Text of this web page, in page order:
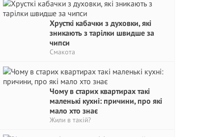
Хрусткі кабачки з духовки, які
зникають з тарілки швидше за
чипси
Смакота
Чому в старих квартирах такі
маленькі кухні: причини, про які
мало хто знає
Жили в такій?